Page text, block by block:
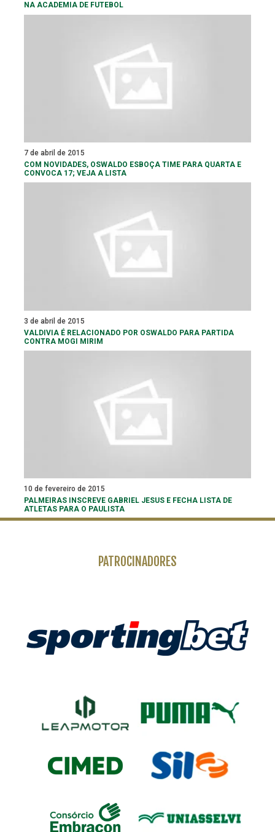
NA ACADEMIA DE FUTEBOL
7 de abril de 2015
COM NOVIDADES, OSWALDO ESBOÇA TIME PARA QUARTA E
CONVOCA 17; VEJA A LISTA
3 de abril de 2015
VALDIVIA É RELACIONADO POR OSWALDO PARA PARTIDA
CONTRA MOGI MIRIM
10 de fevereiro de 2015
PALMEIRAS INSCREVE GABRIEL JESUS E FECHA LISTA DE
ATLETAS PARA O PAULISTA
PATROCINADORES